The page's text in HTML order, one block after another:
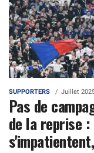
SUPPORTERS Juillet
Pas de
de la reprise